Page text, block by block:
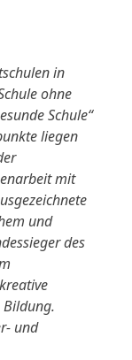
in
ohne
Schule“
liegen
mit
und
des
und